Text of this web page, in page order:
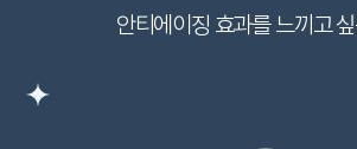
안티에이징 효과를느끼고